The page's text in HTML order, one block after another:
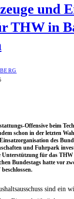
und
THW in
Offen­si­ve beim
schon in der letz­ten
des
und Fuhr­park
Unter­stüt­zung für das
Bun­des­tags hat­te vor
sind ein